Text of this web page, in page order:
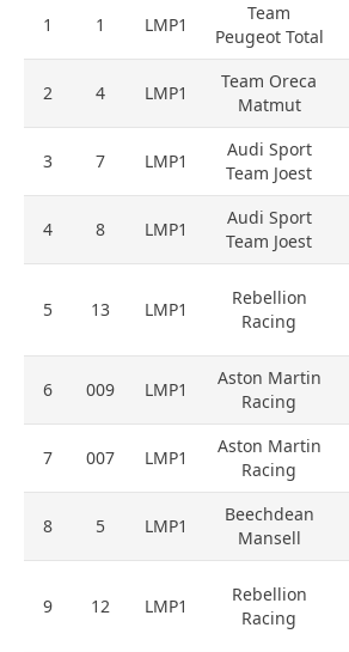
1 1 LMP1
Team
Peugeot Total
2 4 LMP1
Team Oreca
Matmut
3 7 LMP1
Audi Sport
Team Joest
4 8 LMP1
Audi Sport
Team Joest
5 13 LMP1
Rebellion
Racing
6 009 LMP1
Aston Martin
Racing
7 007 LMP1
Aston Martin
Racing
8 5 LMP1
Beechdean
Mansell
9 12 LMP1
Rebellion
Racing